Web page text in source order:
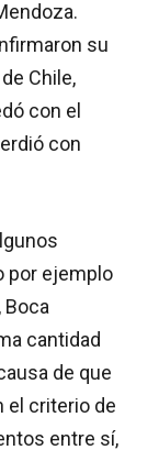
su
Chile,
con el
con
por ejemplo
Boca
cantidad
de que
el criterio de
entre sí,